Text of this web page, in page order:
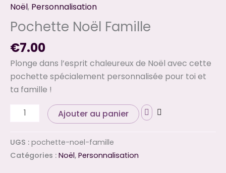
Noël, Personnalisation
Pochette Noël Famille
€7.00
Plonge dans l’esprit chaleureux de Noël avec cette
pochette spécialement personnalisée pour toi et
ta famille !
Ajouter au panier
UGS : pochette-noel-famille
Catégories : Noël, Personnalisation